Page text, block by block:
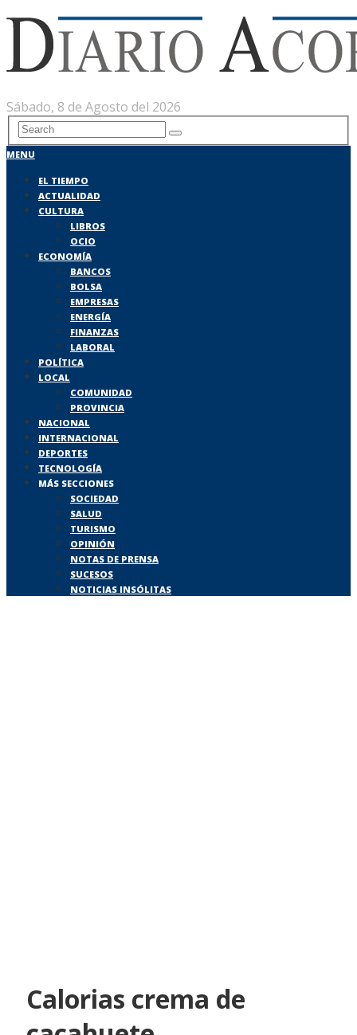
Sábado, 8 de Agosto del 2026
MENU
EL TIEMPO
ACTUALIDAD
CULTURA
LIBROS
OCIO
ECONOMÍA
BANCOS
BOLSA
EMPRESAS
ENERGÍA
FINANZAS
LABORAL
POLÍTICA
LOCAL
COMUNIDAD
PROVINCIA
NACIONAL
INTERNACIONAL
DEPORTES
TECNOLOGÍA
MÁS SECCIONES
SOCIEDAD
SALUD
TURISMO
OPINIÓN
NOTAS DE PRENSA
SUCESOS
NOTICIAS INSÓLITAS
Calorias crema de